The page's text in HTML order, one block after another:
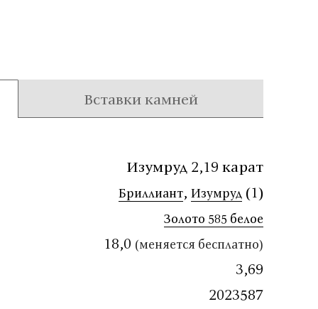
Вставки камней
Изумруд 2,19 карат
Бриллиант, Изумруд (1)
Золото 585 белое
18,0 (меняется бесплатно)
3,69
2023587